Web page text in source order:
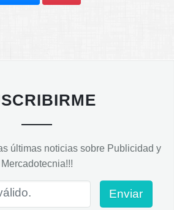
últimas noticias sobre Publicidad y
Mercadotecnia!!!
Enviar